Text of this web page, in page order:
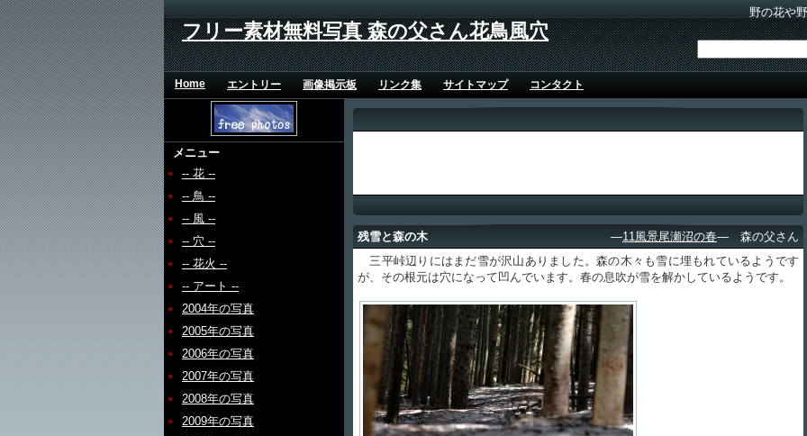
野の花や
フリー素材無料写真 森の父さん花鳥風穴
Home エントリー 画像掲示板 リンク集 サイトマップ コンタクト
メニュー
-- 花 --
-- 鳥 --
-- 風 --
-- 穴 --
-- 花火 --
-- アート --
2004年の写真
2005年の写真
2006年の写真
2007年の写真
2008年の写真
2009年の写真
残雪と森の木 ―11風景尾瀬沼の春― 森の父さん
三平峠辺りにはまだ雪が沢山ありました。森の木々も雪に埋もれているようです
が、その根元は穴になって凹んでいます。春の息吹が雪を解かしているようです。